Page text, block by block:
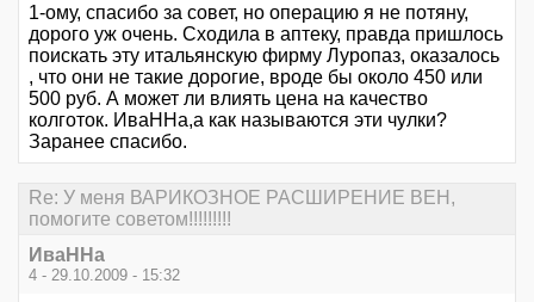
1-ому, спасибо за совет, но операцию я не потяну,
дорого уж очень. Сходила в аптеку, правда пришлось
поискать эту итальянскую фирму Луропаз, оказалось
, что они не такие дорогие, вроде бы около 450 или
500 руб. А может ли влиять цена на качество
колготок. ИваННа,а как называются эти чулки?
Заранее спасибо.
Re: У меня ВАРИКОЗНОЕ РАСШИРЕНИЕ ВЕН,
помогите советом!!!!!!!!!
ИваННа
4 - 29.10.2009 - 15:32